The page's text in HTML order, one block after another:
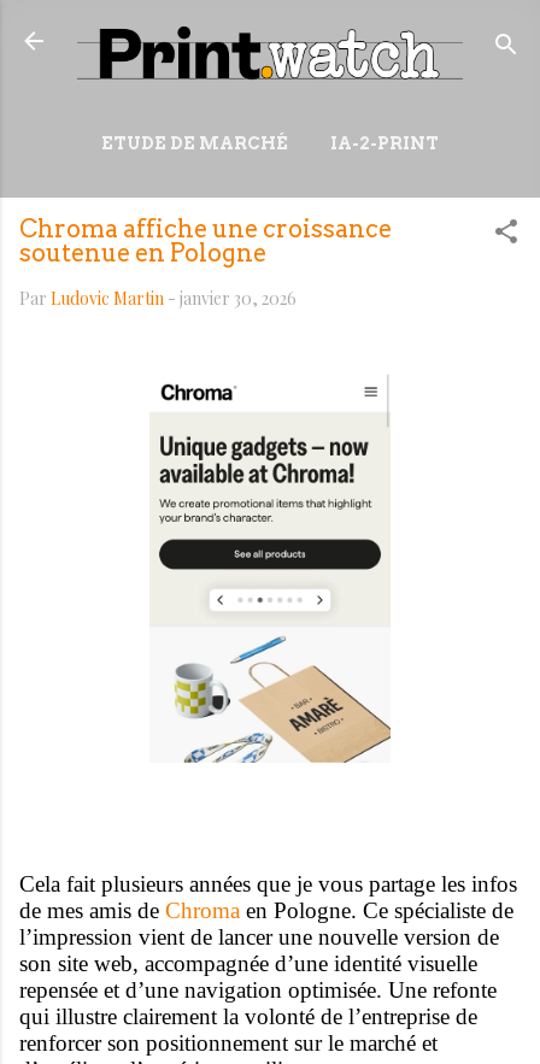
Accéder au contenu principal
ETUDE DE MARCHÉ IA-2-PRINT
PLUS… WIKI
Chroma affiche une croissance
soutenue en Pologne
Par Ludovic Martin - janvier 30, 2026
Cela fait plusieurs années que je vous partage les infos
de mes amis de Chroma en Pologne. Ce spécialiste de
l’impression vient de lancer une nouvelle version de
son site web, accompagnée d’une identité visuelle
repensée et d’une navigation optimisée. Une refonte
qui illustre clairement la volonté de l’entreprise de
renforcer son positionnement sur le marché et